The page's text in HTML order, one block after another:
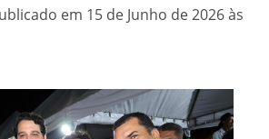
em 15 de Junho de 2026 às